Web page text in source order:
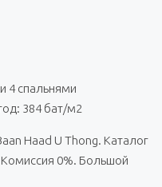
4 спальнями
384 бат/м2
Haad U Thong. Каталог
0%. Большой